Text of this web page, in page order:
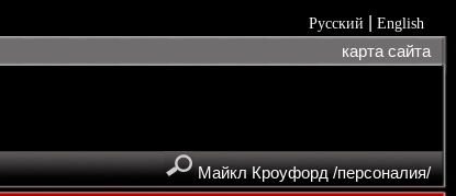
Русский English
карта сайта
Майкл Кроуфорд /персоналия/